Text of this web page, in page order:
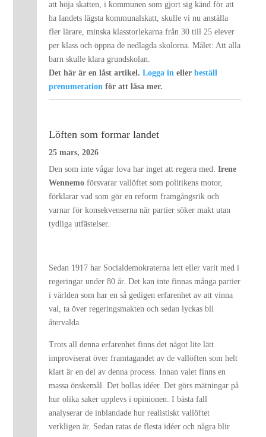
att höja skatten, i kommunen som gjort sig känd för att
ha landets lägsta kommunalskatt, skulle vi nu anställa
fler lärare, minska klasstorlekarna från 30 till 25 elever
per klass och öppna de nedlagda skolorna. Målet: Att alla
barn skulle klara grundskolan.
Det här är en låst artikel.Logga in ellerbeställ
prenumeration för att läsa mer.
Löften som formar landet
25 mars, 2026
Den som inte vågar lova har inget att regera med.Irene
Wennemo försvarar vallöftet som politikens motor,
förklarar vad som gör en reform framgångsrik och
varnar för konsekvenserna när partier söker makt utan
tydliga utfästelser.
Sedan 1917 har Socialdemokraterna lett eller varit med i
regeringar under 80 år. Det kan inte finnas många partier
i världen som har en så gedigen erfarenhet av att vinna
val, ta över regeringsmakten och sedan lyckas bli
återvalda.
Trots all denna erfarenhet finns det något lite lätt
improviserat över framtagandet av de vallöften som helt
klart är en del av denna process. Innan valet finns en
massa önskemål. Det bollas idéer. Det görs mätningar på
hur olika saker upplevs i opinionen. I bästa fall
analyserar de inblandade hur realistiskt vallöftet
verkligen är. Sedan ratas de flesta idéer och några blir